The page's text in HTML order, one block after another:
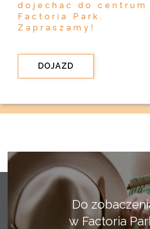
dojechać do centrum
Factoria Park.
Zapraszamy!
DOJAZD
Do
w Factoria